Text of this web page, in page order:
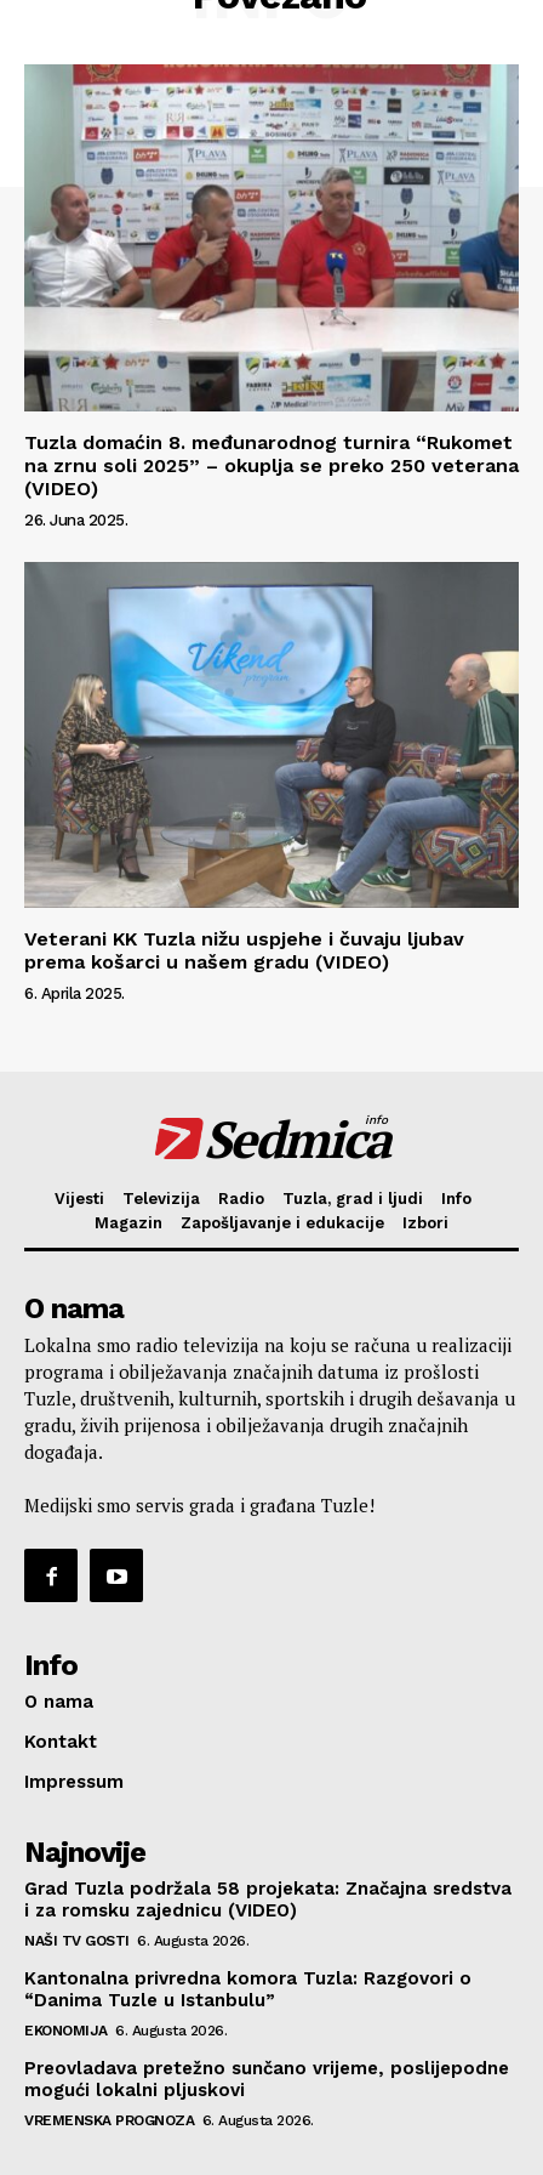
Tuzla domaćin 8. međunarodnog turnira “Rukomet
na zrnu soli 2025” – okuplja se preko 250 veterana
(VIDEO)
26. Juna 2025.
Veterani KK Tuzla nižu uspjehe i čuvaju ljubav
prema košarci u našem gradu (VIDEO)
6. Aprila 2025.
Sedmica
info
Vijesti Televizija Radio Tuzla, grad i ljudi
Info
Magazin
Zapošljavanje i edukacije Izbori
O nama
Lokalna smo radio televizija na koju se računa u realizaciji
programa i obilježavanja značajnih datuma iz prošlosti
Tuzle, društvenih, kulturnih, sportskih i drugih dešavanja u
gradu, živih prijenosa i obilježavanja drugih značajnih
događaja.
Medijski smo servis grada i građana Tuzle!
Info
O nama
Kontakt
Impressum
Najnovije
Grad Tuzla podržala 58 projekata: Značajna sredstva
i za romsku zajednicu (VIDEO)
NAŠI TV GOSTI 6. Augusta 2026.
Kantonalna privredna komora Tuzla: Razgovori o
“Danima Tuzle u Istanbulu”
EKONOMIJA 6. Augusta 2026.
Preovladava pretežno sunčano vrijeme, poslijepodne
mogući lokalni pljuskovi
VREMENSKA PROGNOZA 6. Augusta 2026.